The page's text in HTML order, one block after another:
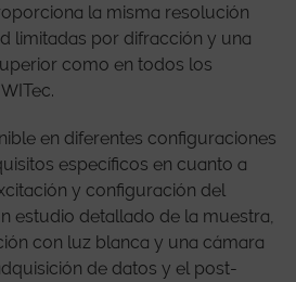
la misma resolución
limitadas por difracción y una
como en todos los
en diferentes configuraciones
específicos en cuanto a
y configuración del
estudio detallado de la muestra,
con luz blanca y una cámara
de datos y el post-